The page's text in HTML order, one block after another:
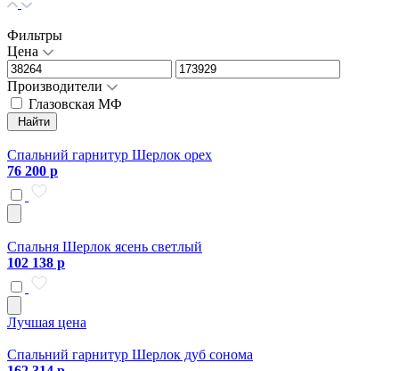
Фильтры
Цена
Производители
Глазовская МФ
Найти
Спальний гарнитур Шерлок орех
76 200 р
Спальня Шерлок ясень светлый
102 138 р
Лучшая цена
Спальний гарнитур Шерлок дуб сонома